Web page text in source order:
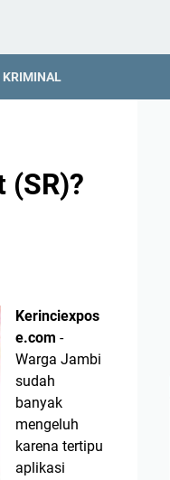
KRIMINAL
(SR)?
Kerinciexpos
e.com -
Warga Jambi
sudah
banyak
mengeluh
karena tertipu
aplikasi